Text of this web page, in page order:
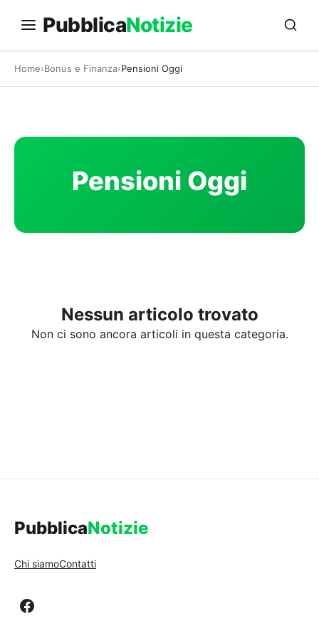
PubblicaNotizie
Home Bonus e Finanza Pensioni Oggi
Pensioni Oggi
Nessun articolo trovato
Non ci sono ancora articoli in questa categoria.
PubblicaNotizie
Chi siamoContatti